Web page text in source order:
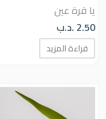
يا قرة عين
2.50 .د.ب
قراءة المزيد